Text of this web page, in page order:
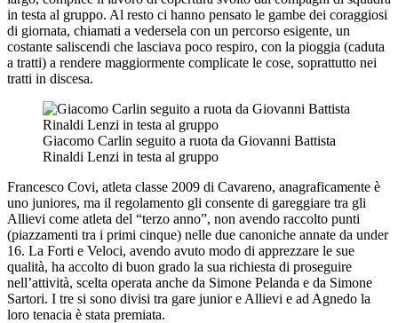
in testa al gruppo. Al resto ci hanno pensato le gambe dei coraggiosi
di giornata, chiamati a vedersela con un percorso esigente, un
costante saliscendi che lasciava poco respiro, con la pioggia (caduta
a tratti) a rendere maggiormente complicate le cose, soprattutto nei
tratti in discesa.
Giacomo Carlin seguito a ruota da Giovanni Battista
Rinaldi Lenzi in testa al gruppo
Francesco Covi, atleta classe 2009 di Cavareno, anagraficamente è
uno juniores, ma il regolamento gli consente di gareggiare tra gli
Allievi come atleta del “terzo anno”, non avendo raccolto punti
(piazzamenti tra i primi cinque) nelle due canoniche annate da under
16. La Forti e Veloci, avendo avuto modo di apprezzare le sue
qualità, ha accolto di buon grado la sua richiesta di proseguire
nell’attività, scelta operata anche da Simone Pelanda e da Simone
Sartori. I tre si sono divisi tra gare junior e Allievi e ad Agnedo la
loro tenacia è stata premiata.